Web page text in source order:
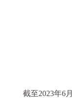
截至2023年6